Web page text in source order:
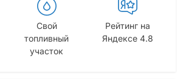
Свой
топливный
участок
Рейтинг на
Яндексе 4.8